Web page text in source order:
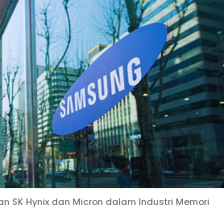
SK Hynix dan Micron dalam Industri Memori